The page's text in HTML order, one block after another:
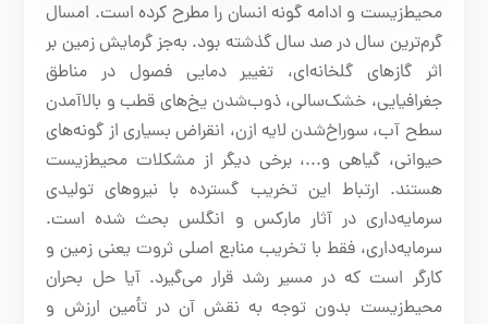
محیط‌زیست و ادامه گونه انسان را مطرح کرده است. امسال
گرم‌ترین سال در صد سال گذشته بود. به‌جز گرمایش زمین بر
اثر گازهای گلخانه‌ای، تغییر دمایی فصول در مناطق
جغرافیایی، خشک‌سالی، ذوب‌شدن یخ‌های قطب و بالاآمدن
سطح آب، سوراخ‌شدن لایه ازن، انقراض بسیاری از گونه‌های
حیوانی، گیاهی و...، برخی دیگر از مشکلات محیط‌زیست
هستند. ارتباط این تخریب گسترده با نیروهای تولیدی
سرمایه‌داری در آثار مارکس و انگلس بحث شده است.
سرمایه‌داری، فقط با تخریب منابع اصلی ثروت یعنی زمین و
کارگر است که در مسیر رشد قرار می‌گیرد. آیا حل بحران
محیط‌زیست بدون توجه به نقش آن در تأمین ارزش و